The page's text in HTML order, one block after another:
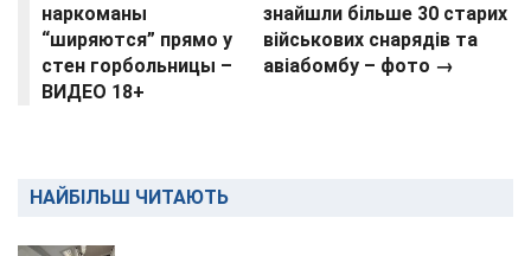
наркоманы
“ширяются” прямо у
стен горбольницы –
ВИДЕО 18+
знайшли більше 30 старих
військових снарядів та
авіабомбу – фото →
НАЙБІЛЬШ ЧИТАЮТЬ